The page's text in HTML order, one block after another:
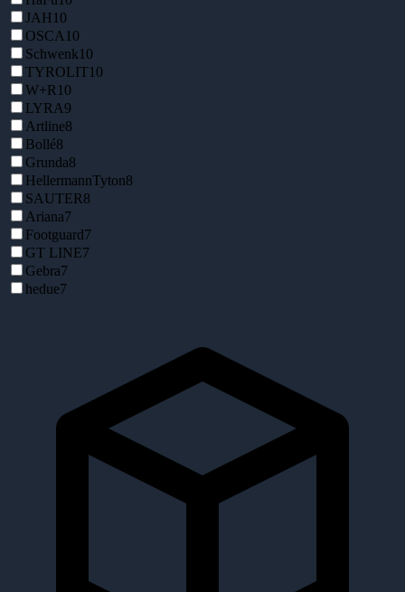
JAH10
OSCA 10
Schwenk10
TYROLIT10
W+R 10
LYRA9
Artline8
Bollé8
Grunda8
HellermannTyton8
SAUTER8
Ariana7
Footguard7
GT LINE7
Gebra7
hedue7